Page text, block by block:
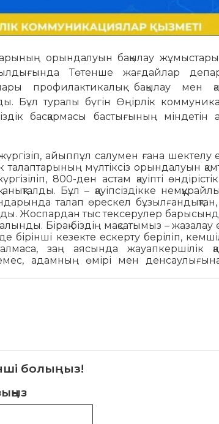
орындалуын бақылау
Төтенше жағдайлар
профилактикалық бақылау мен
Бұл туралы бүгін Өңірлік
басқармасы бастығының міндетін
айыппұл салумен ғана шектелу
талаптарының мүлтіксіз орындалуын
800-ден астам қауіпті
Бұл – қауіпсіздікке немқұрайлы
талап өрескел бұзылғандықтан,
Жоспардан тыс тексерулер
Бірақ біздің мақсатымыз – жазалау
бірінші кезекте ескерту беріліп,
заң аясында жауапкершілік
емес, адамның өмірі мен
болыңыз!